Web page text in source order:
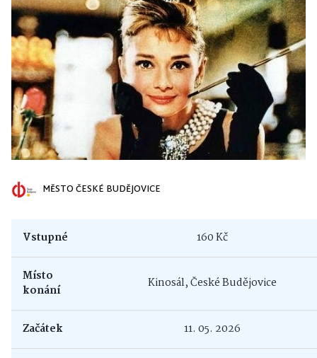
MĚSTO ČESKÉ BUDĚJOVICE
Vstupné 160 Kč
Místo
konání
Kinosál, České Budějovice
Začátek 11. 05. 2026